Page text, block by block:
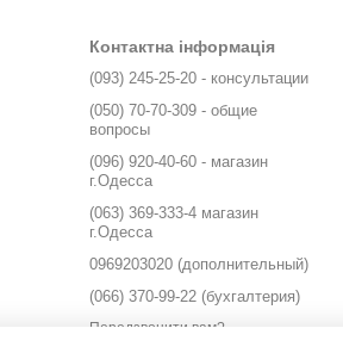
Контактна інформація
(093) 245-25-20 - консультации
(050) 70-70-309 - общие
вопросы
(096) 920-40-60 - магазин
г.Одесса
(063) 369-333-4 магазин
г.Одесса
0969203020 (дополнительный)
(066) 370-99-22 (бухгалтерия)
Передзвонити вам?